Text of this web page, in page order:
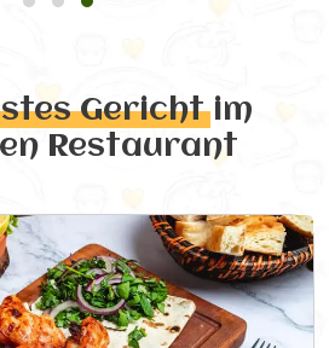
Gerichtim
Restaurant